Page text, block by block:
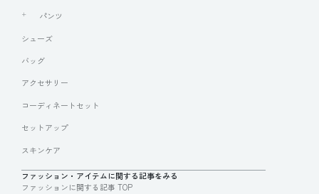
パンツ
シューズ
バッグ
アクセサリー
コーディネートセット
セットアップ
スキンケア
ファッション・アイテムに関する記事をみる
ファッションに関する記事 TOP